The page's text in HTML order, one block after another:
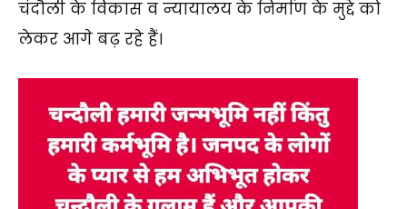
चंदौली के विकास व न्यायालय के निर्माण के मुद्दे को
लेकर आगे बढ़ रहे हैं।